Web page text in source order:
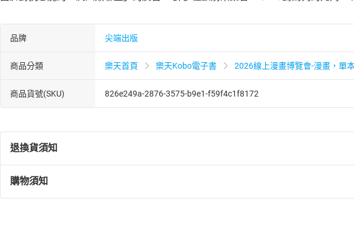
品牌 尖端出版
商品分類 樂天首頁 樂天Kobo電子書 2026線上漫畫博覽會-漫畫，單
商品貨號(SKU) 826e249a-2876-3575-b9e1-f59f4c1f8172
退換貨須知
退換貨規定：
(一)依消費者保護法第19條第1項後段暨通訊交易解除權合理例外情事適用準
購物須知